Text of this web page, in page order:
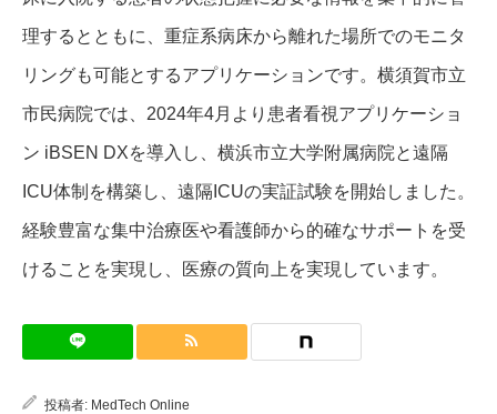
理するとともに、重症系病床から離れた場所でのモニタ
リングも可能とするアプリケーションです。横須賀市立
市民病院では、2024年4月より患者看視アプリケーショ
ン iBSEN DXを導入し、横浜市立大学附属病院と遠隔
ICU体制を構築し、遠隔ICUの実証試験を開始しました。
経験豊富な集中治療医や看護師から的確なサポートを受
けることを実現し、医療の質向上を実現しています。
投稿者: MedTech Online